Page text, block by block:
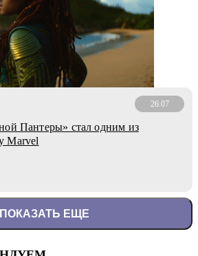
26.07
Пантеры» стал одним из
Marvel
ПОКАЗАТЬ ЕЩЕ